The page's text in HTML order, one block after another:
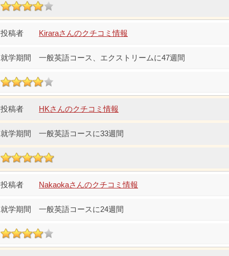
Kiraraさんのクチコミ情報
一般英語コース、エクストリームに47週間
HKさんのクチコミ情報
一般英語コースに33週間
Nakaokaさんのクチコミ情報
一般英語コースに24週間